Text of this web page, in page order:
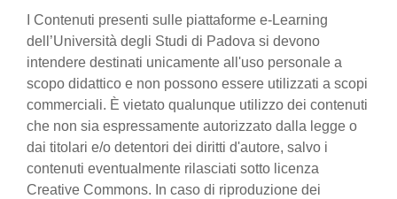
I Contenuti presenti sulle piattaforme e-Learning
dell’Università degli Studi di Padova si devono
intendere destinati unicamente all'uso personale a
scopo didattico e non possono essere utilizzati a scopi
commerciali. È vietato qualunque utilizzo dei contenuti
che non sia espressamente autorizzato dalla legge o
dai titolari e/o detentori dei diritti d'autore, salvo i
contenuti eventualmente rilasciati sotto licenza
Creative Commons. In caso di riproduzione dei